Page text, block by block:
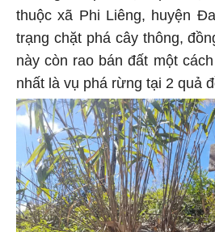
thuộc xã Phi Liêng, huyện
trạng chặt phá cây thông,
này còn rao bán đất một
nhất là vụ phá rừng tại 2 quả